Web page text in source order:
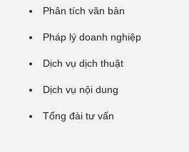
Phân tích văn bản
Pháp lý doanh nghiệp
Dịch vụ dịch thuật
Dịch vụ nội dung
Tổng đài tư vấn